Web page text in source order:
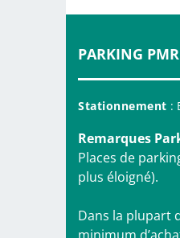
PARKING PMR
Stationnement :
Remarques
Places de
plus éloigné).
Dans la plupart